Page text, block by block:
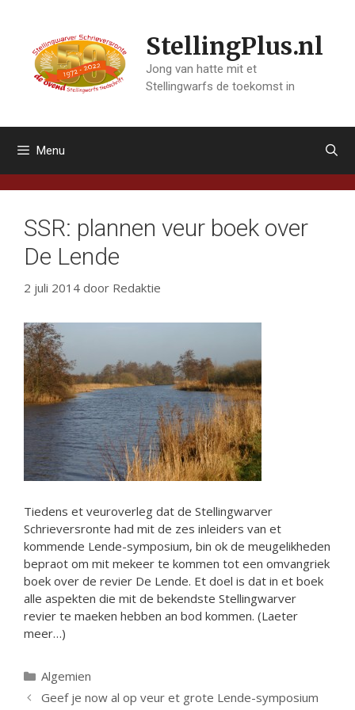
inhoud
StellingPlus.nl
Jong van hatte mit et
Stellingwarfs de toekomst in
Menu
SSR: plannen veur boek over
De Lende
2 juli 2014 door Redaktie
Tiedens et veuroverleg dat de Stellingwarver
Schrieversronte had mit de zes inleiders van et
kommende Lende-symposium, bin ok de meugelikheden
bepraot om mit mekeer te kommen tot een omvangriek
boek over de revier De Lende. Et doel is dat in et boek
alle aspekten die mit de bekendste Stellingwarver
revier te maeken hebben an bod kommen. (Laeter
meer…)
Categorieën
Algemien
Geef je now al op veur et grote Lende-symposium